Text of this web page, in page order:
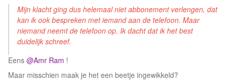
Mijn klacht ging dus helemaal niet abbonement verlengen, dat
kan ik ook bespreken met iemand aan de telefoon. Maar
niemand neemt de telefoon op. Ik dacht dat ik het best
duidelijk schreef.
Eens ​ @Amr Ram !
Maar misschien maak je het een beetje ingewikkeld?